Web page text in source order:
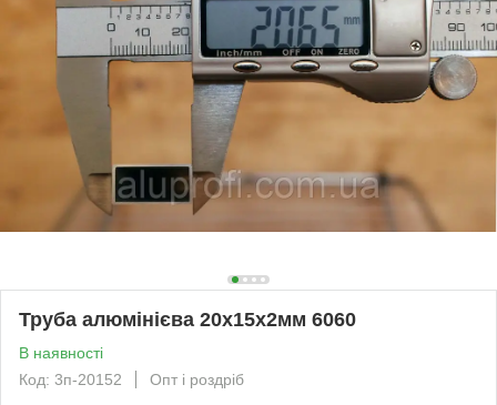
Труба алюмінієва 20х15х2мм 6060
В наявності
Код: 3п-20152
Опт і роздріб